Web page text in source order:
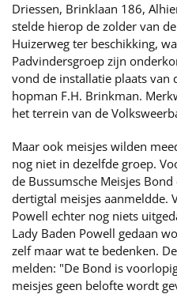
Driessen, Brinklaan 186,
stelde hierop de zolder van
Huizerweg ter beschikking,
Padvindersgroep zijn
vond de installatie plaats van
hopman F.H. Brinkman.
het terrein van de
Maar ook meisjes wilden
nog niet in dezelfde groep.
de Bussumsche Meisjes
dertigtal meisjes aanmeldde.
Powell echter nog niets
Lady Baden Powell gedaan
zelf maar wat te bedenken.
melden: "De Bond is
meisjes geen belofte wordt